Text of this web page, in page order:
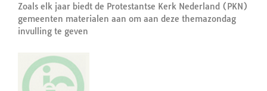
Zoals elk jaar biedt de Protestantse Kerk Nederland (PKN)
gemeenten materialen aan om aan deze themazondag
invulling te geven